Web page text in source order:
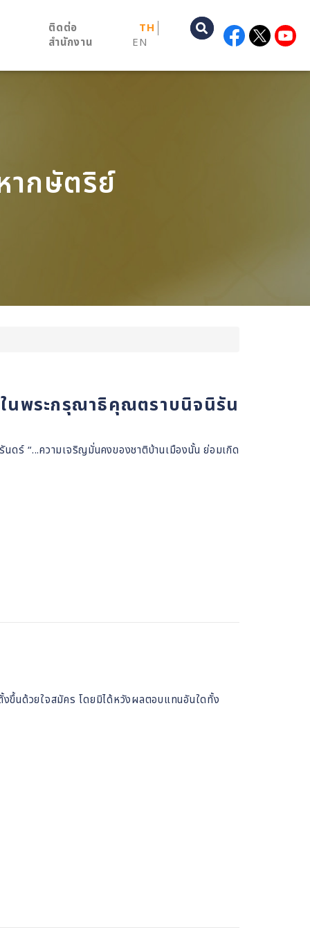
ติดต่อ
สำนักงาน
TH
EN
ากษัตริย์
นพระกรุณาธิคุณตราบนิจนิรัน
ดร์ “...ความเจริญมั่นคงของชาติบ้านเมืองนั้น ย่อมเกิด
นด้วยใจสมัคร โดยมิได้หวังผลตอบแทนอันใดทั้ง